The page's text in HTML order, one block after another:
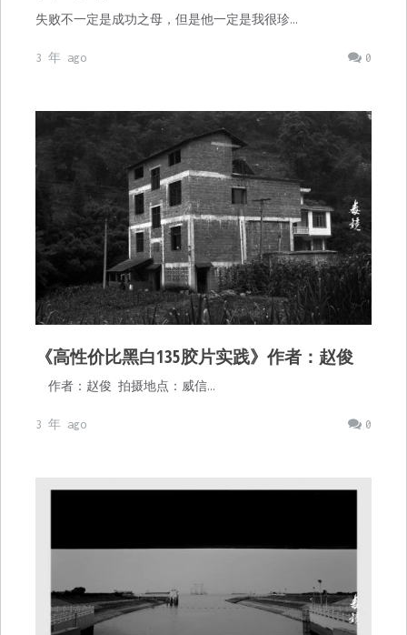
失败不一定是成功之母，但是他一定是我很珍…
0
3 年 ago
《高性价比黑白135胶片实践》作者：赵俊
作者：赵俊 拍摄地点：威信…
0
3 年 ago